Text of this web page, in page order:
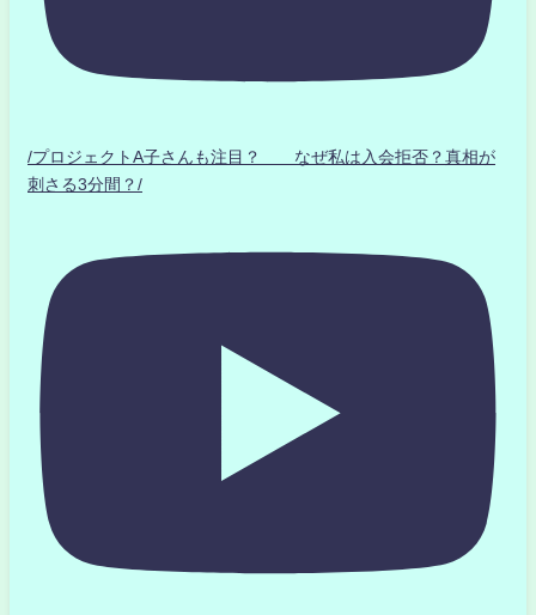
/プロジェクトA子さんも注目？ なぜ私は入会拒否？真相が
刺さる3分間？/